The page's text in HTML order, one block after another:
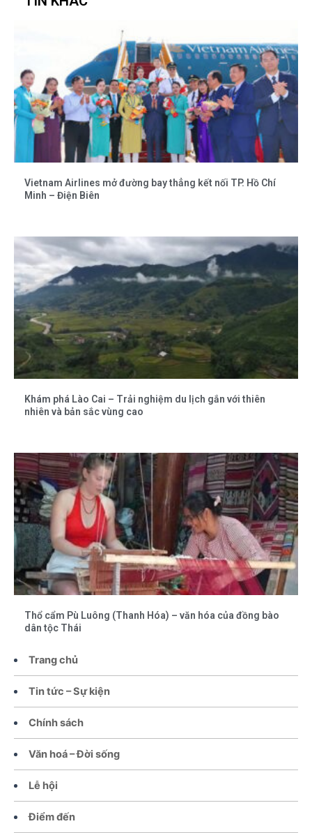
Trang chủ
Tin tức – Sự kiện
Chính sách
Văn hoá – Đời sống
Lễ hội
Điểm đến
Vietnam Airlines mở đường bay thẳng kết nối TP. Hồ Chí
Minh – Điện Biên
Khám phá Lào Cai – Trải nghiệm du lịch gắn với thiên
nhiên và bản sắc vùng cao
Thổ cẩm Pù Luông (Thanh Hóa) – văn hóa của đồng bào
dân tộc Thái